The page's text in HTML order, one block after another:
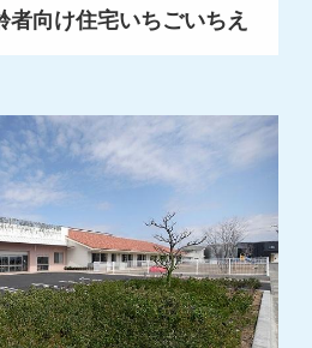
者向け住宅いちごいちえ